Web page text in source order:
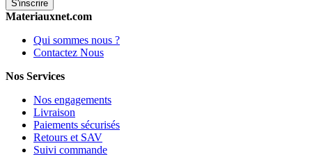
S'inscrire
Materiauxnet.com
Qui sommes nous ?
Contactez Nous
Nos Services
Nos engagements
Livraison
Paiements sécurisés
Retours et SAV
Suivi commande